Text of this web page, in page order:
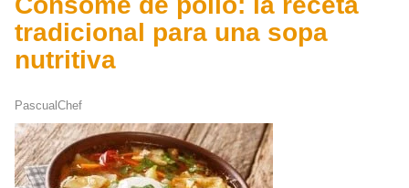
tradicional para una sopa
nutritiva
PascualChef